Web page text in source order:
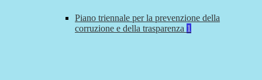
Piano triennale per la prevenzione della
corruzione e della trasparenza 1